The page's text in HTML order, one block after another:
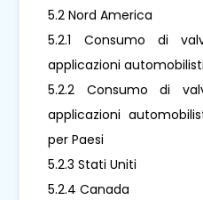
5.2 Nord America
5.2.1 Consumo di
applicazioni
5.2.2 Consumo di
applicazioni
per Paesi
5.2.3 Stati Uniti
5.2.4 Canada